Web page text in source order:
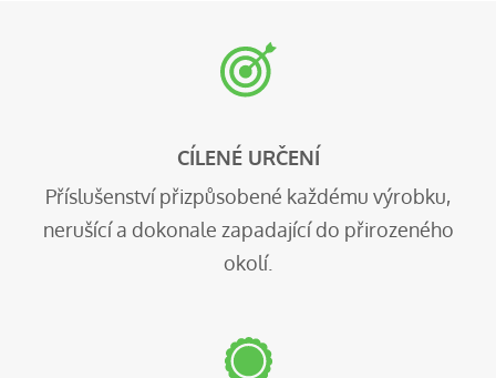
CÍLENÉ URČENÍ
Příslušenství přizpůsobené každému výrobku,
nerušící a dokonale zapadající do přirozeného
okolí.